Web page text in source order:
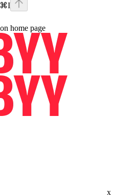
⌘I
home page
x